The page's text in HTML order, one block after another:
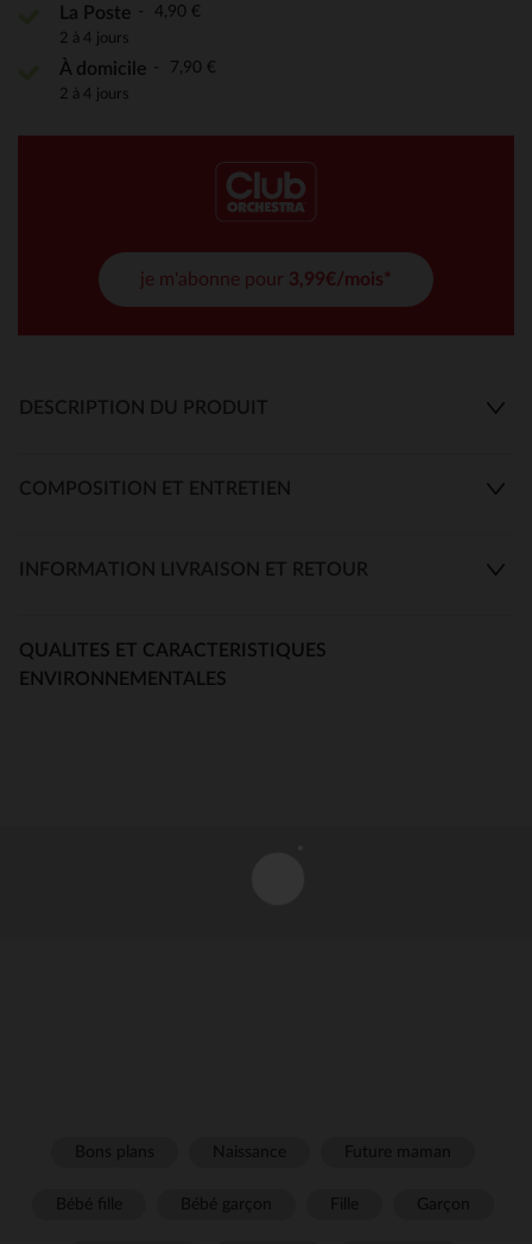
La Poste 4,90 €
2 à 4 jours
À domicile 7,90 €
2 à 4 jours
je m'abonne pour 3,99€/mois*
DESCRIPTION DU PRODUIT
COMPOSITION ET ENTRETIEN
INFORMATION LIVRAISON ET RETOUR
QUALITES ET CARACTERISTIQUES
ENVIRONNEMENTALES